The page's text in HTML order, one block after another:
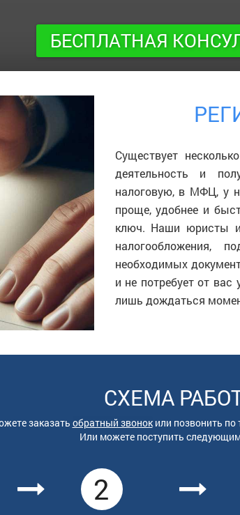
БЕСПЛАТНАЯ
Существует
деятельность и
налоговую, в МФЦ, у
проще, удобнее и
ключ. Наши юристы
налогообложения,
необходимых
и не потребует от
лишь дождаться
СХЕМА
заказать обратный звонокили позвонить по
Или можете поступить
2